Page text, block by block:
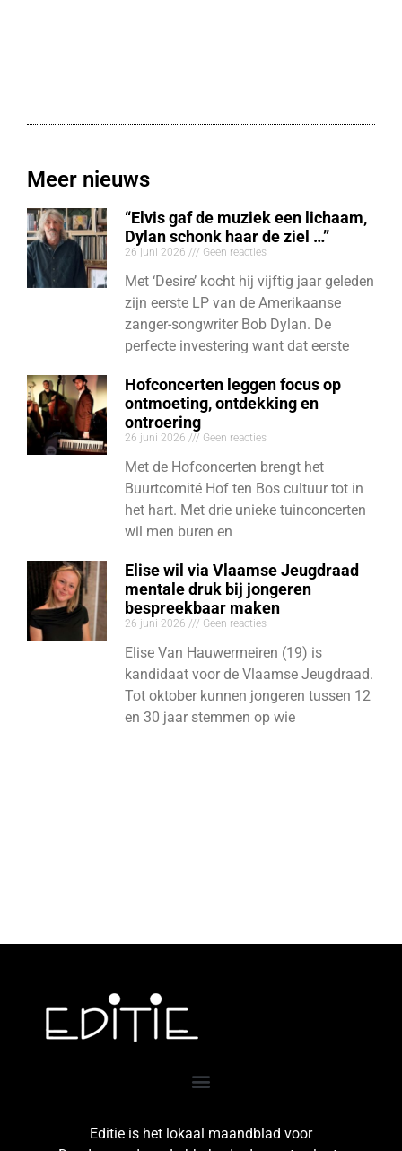
Meer nieuws
“Elvis gaf de muziek een lichaam,
Dylan schonk haar de ziel …”
26 juni 2026 Geen reacties
Met ‘Desire’ kocht hij vijftig jaar geleden
zijn eerste LP van de Amerikaanse
zanger-songwriter Bob Dylan. De
perfecte investering want dat eerste
Hofconcerten leggen focus op
ontmoeting, ontdekking en
ontroering
26 juni 2026 Geen reacties
Met de Hofconcerten brengt het
Buurtcomité Hof ten Bos cultuur tot in
het hart. Met drie unieke tuinconcerten
wil men buren en
Elise wil via Vlaamse Jeugdraad
mentale druk bij jongeren
bespreekbaar maken
26 juni 2026 Geen reacties
Elise Van Hauwermeiren (19) is
kandidaat voor de Vlaamse Jeugdraad.
Tot oktober kunnen jongeren tussen 12
en 30 jaar stemmen op wie
Editie is het lokaal maandblad voor